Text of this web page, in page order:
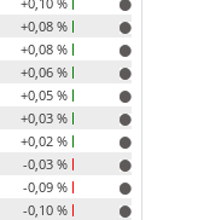
+0,08 %
+0,08 %
+0,06 %
+0,05 %
+0,03 %
+0,02 %
-0,03 %
-0,09 %
-0,10 %